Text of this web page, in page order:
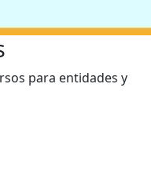
para entidades y